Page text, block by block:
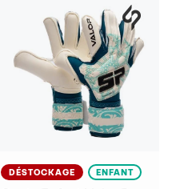
DÉSTOCKAGE ENFANT